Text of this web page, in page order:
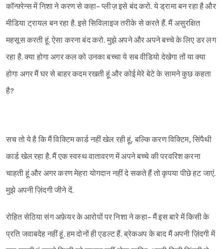
कॉन्फ़्रेन्स में निशा ने करण से कहा- प्लीज़ इसे बंद करो. ये ड्रामा बन रहा है और
मीडिया ट्रायल बन रहा है. इसे सिविलाइज तरीके से करते हैं. मैं असुरक्षित
महसूस करती हूं. ऐसा करना बंद करो. मुझे अपने और अपने बच्चे के लिए डर लग
रहा है. क्या होगा अगर कल को उनका बच्चा ये सब वीडियो देखेगा तों या क्या
होगा अगर मैं घर से बाहर कदम रखती हूं और कोई मेरे बेटे के सामने कुछ कहता
है?
सच तो ये है कि मैं विक्टिम कार्ड नहीं खेल रही हूं, बल्कि करण विक्टिम, सिंपैथी
कार्ड खेल रहा है. मैं एक स्वस्थ वातावरण में अपने बच्चे की परवरिश करना
चाहती हूं और अगर करण मेहरा योगदान नहीं दे सकते हैं तो कृपया पीछे हट जाएं.
मुझे अपनी ज़िंदगी जीने दें.
रोहित सेठिया संग अफ़ेयर के आरोपों पर निशा ने कहा- मैं इस बारे में किसी के
प्रति जवाबदेह नहीं हूं. हम दोनों ही एडल्ट हैं. ब्रेकअप के बाद मैं अपनी ज़िंदगी में